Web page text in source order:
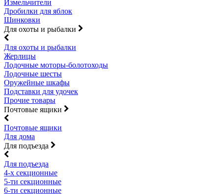
Измельчители
Дробилки для яблок
Шинковки
Для охоты и рыбалки
Для охоты и рыбалки
Жерлицы
Лодочные моторы-болотоходы
Лодочные шесты
Оружейные шкафы
Подставки для удочек
Прочие товары
Почтовые ящики
Почтовые ящики
Для дома
Для подъезда
Для подъезда
4-х секционные
5-ти секционные
6-ти секционные